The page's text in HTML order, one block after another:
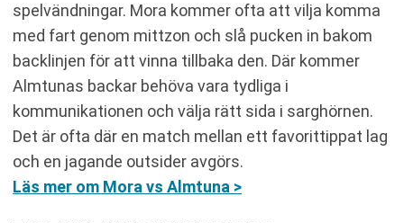
spelvändningar. Mora kommer ofta att vilja komma
med fart genom mittzon och slå pucken in bakom
backlinjen för att vinna tillbaka den. Där kommer
Almtunas backar behöva vara tydliga i
kommunikationen och välja rätt sida i sarghörnen.
Det är ofta där en match mellan ett favorittippat lag
och en jagande outsider avgörs.
Läs mer om Mora vs Almtuna >